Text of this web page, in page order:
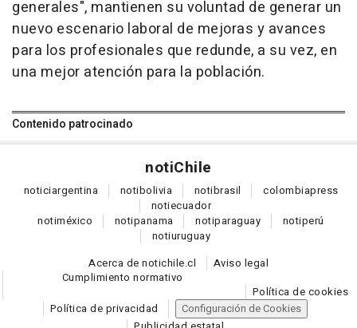
generales", mantienen su voluntad de generar un
nuevo escenario laboral de mejoras y avances
para los profesionales que redunde, a su vez, en
una mejor atención para la población.
Contenido patrocinado
notiChile
noticiargentina notibolivia notibrasil colombiapress
notiecuador
notiméxico notipanama notiparaguay notiperú
notiuruguay
Acerca de notichile.cl
Aviso legal
Cumplimiento normativo
Política de cookies
Política de privacidad
Configuración de Cookies